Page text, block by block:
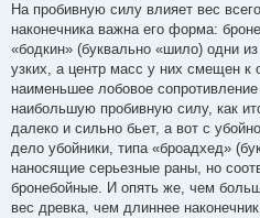
На пробивную силу влияет вес
наконечника важна его форма:
«бодкин» (буквально «шило) одни
узких, а центр масс у них смещен к
наименьшее лобовое
наибольшую пробивную силу, как
далеко и сильно бьет, а вот с
дело убойники, типа «броадхед»
наносящие серьезные раны, но
бронебойные. И опять же, чем
вес древка, чем длиннее